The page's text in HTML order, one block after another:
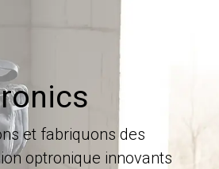
et fabriquons des
optronique innovants